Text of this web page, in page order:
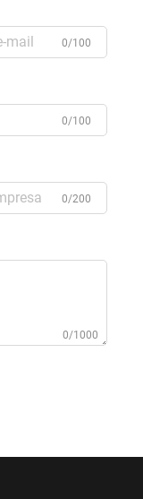
0/100
0/100
0/200
0/1000